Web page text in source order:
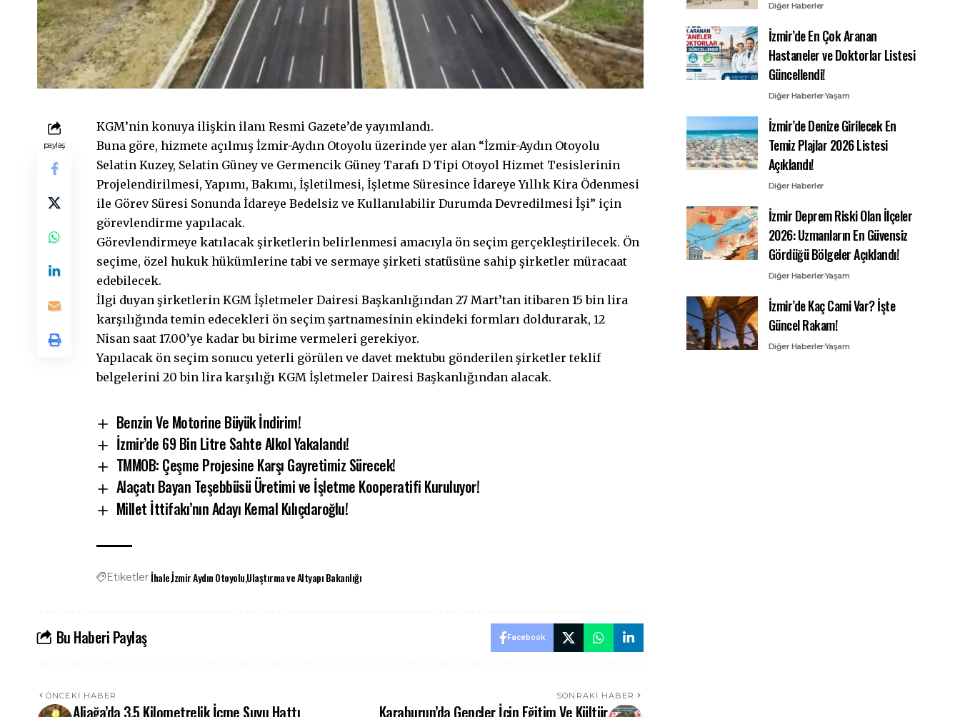
paylaş
KGM’nin konuya ilişkin ilanı Resmi Gazete’de yayımlandı.
Buna göre, hizmete açılmış İzmir-Aydın Otoyolu üzerinde yer alan “İzmir-Aydın Otoyolu
Selatin Kuzey, Selatin Güney ve Germencik Güney Tarafı D Tipi Otoyol Hizmet Tesislerinin
Projelendirilmesi, Yapımı, Bakımı, İşletilmesi, İşletme Süresince İdareye Yıllık Kira Ödenmesi
ile Görev Süresi Sonunda İdareye Bedelsiz ve Kullanılabilir Durumda Devredilmesi İşi” için
görevlendirme yapılacak.
Görevlendirmeye katılacak şirketlerin belirlenmesi amacıyla ön seçim gerçekleştirilecek. Ön
seçime, özel hukuk hükümlerine tabi ve sermaye şirketi statüsüne sahip şirketler müracaat
edebilecek.
İlgi duyan şirketlerin KGM İşletmeler Dairesi Başkanlığından 27 Mart’tan itibaren 15 bin lira
karşılığında temin edecekleri ön seçim şartnamesinin ekindeki formları doldurarak, 12
Nisan saat 17.00’ye kadar bu birime vermeleri gerekiyor.
Yapılacak ön seçim sonucu yeterli görülen ve davet mektubu gönderilen şirketler teklif
belgelerini 20 bin lira karşılığı KGM İşletmeler Dairesi Başkanlığından alacak.
Benzin Ve Motorine Büyük İndirim!
İzmir’de 69 Bin Litre Sahte Alkol Yakalandı!
TMMOB: Çeşme Projesine Karşı Gayretimiz Sürecek!
Alaçatı Bayan Teşebbüsü Üretimi ve İşletme Kooperatifi Kuruluyor!
Millet İttifakı’nın Adayı Kemal Kılıçdaroğlu!
Etiketlerİhaleİzmir Aydın OtoyoluUlaştırma ve Altyapı Bakanlığı
Bu Haberi Paylaş Facebook
ÖNCEKI HABER
Aliağa’da 3,5 Kilometrelik İçme Suyu Hattı
SONRAKI HABER
Karaburun’da Gençler İçin Eğitim Ve Kültür
Diğer Haberler
İzmir’de En Çok Aranan
Hastaneler ve Doktorlar Listesi
Güncellendi!
Diğer HaberlerYaşam
İzmir’de Denize Girilecek En
Temiz Plajlar 2026 Listesi
Açıklandı!
Diğer Haberler
İzmir Deprem Riski Olan İlçeler
2026: Uzmanların En Güvensiz
Gördüğü Bölgeler Açıklandı!
Diğer HaberlerYaşam
İzmir’de Kaç Cami Var? İşte
Güncel Rakam!
Diğer HaberlerYaşam